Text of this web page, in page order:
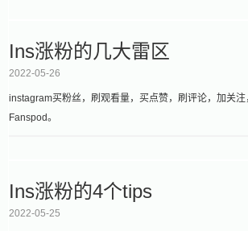
Ins涨粉的几大雷区
2022-05-26
instagram买粉丝，刷观看量，买点赞，刷评论，加关注
Fanspod。
Ins涨粉的4个tips
2022-05-25